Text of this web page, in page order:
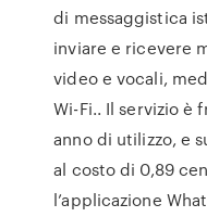
di messaggistica
inviare e ricevere
video e vocali,
Wi-Fi.. Il servizio è
anno di utilizzo, e
al costo di 0,89
l’applicazione